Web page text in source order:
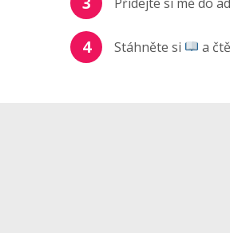
4 Stáhněte si a